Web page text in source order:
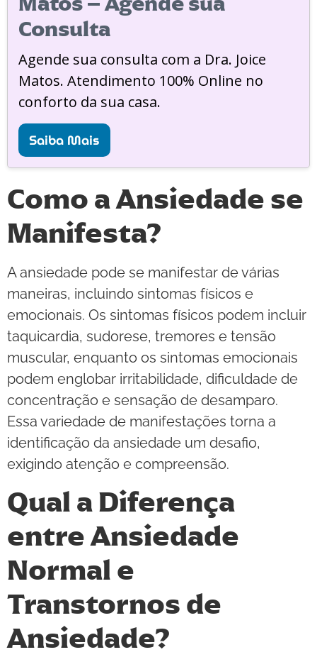
Consulta
Agende sua consulta com a Dra. Joice
Matos. Atendimento 100% Online no
conforto da sua casa.
Saiba Mais
Como a Ansiedade se
Manifesta?
A ansiedade pode se manifestar de várias
maneiras, incluindo sintomas físicos e
emocionais. Os sintomas físicos podem incluir
taquicardia, sudorese, tremores e tensão
muscular, enquanto os sintomas emocionais
podem englobar irritabilidade, dificuldade de
concentração e sensação de desamparo.
Essa variedade de manifestações torna a
identificação da ansiedade um desafio,
exigindo atenção e compreensão.
Qual a Diferença
entre Ansiedade
Normal e
Transtornos de
Ansiedade?